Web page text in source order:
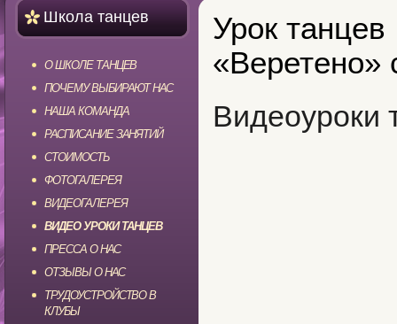
Школа танцев
О ШКОЛЕ ТАНЦЕВ
ПОЧЕМУ ВЫБИРАЮТ НАС
НАША КОМАНДА
РАСПИСАНИЕ ЗАНЯТИЙ
СТОИМОСТЬ
ФОТОГАЛЕРЕЯ
ВИДЕОГАЛЕРЕЯ
ВИДЕО УРОКИ ТАНЦЕВ
ПРЕССА О НАС
ОТЗЫВЫ О НАС
ТРУДОУСТРОЙСТВО В
КЛУБЫ
Урок
Видеоуроки